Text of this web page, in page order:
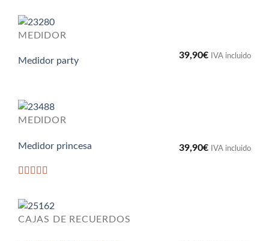
MEDIDOR
Medidor party
39,90€ IVA incluido
MEDIDOR
Medidor princesa 39,90€ IVA incluido
CAJAS DE RECUERDOS